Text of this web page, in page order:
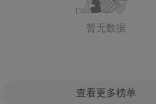
暂无数据
查看更多榜单